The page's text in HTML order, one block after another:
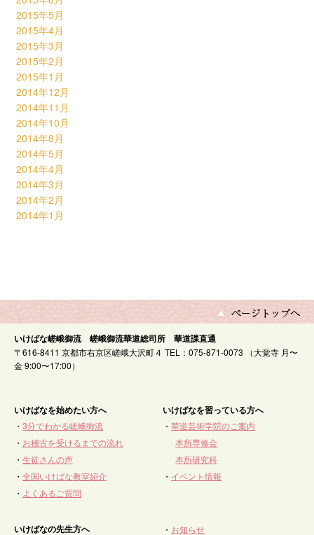
2015年5月
2015年4月
2015年3月
2015年2月
2015年1月
2014年12月
2014年11月
2014年10月
2014年8月
2014年5月
2014年4月
2014年3月
2014年2月
2014年1月
いけばな嵯峨御流 嵯峨御流華道総司所 華道課直通
〒616-8411 京都市右京区嵯峨大沢町４ TEL：075-871-0073 （大覚寺 月〜
金 9:00〜17:00）
いけばなを始めたい方へ
・ 3分でわかる嵯峨御流
・ お稽古を受けるまでの流れ
・ 生徒さんの声
・ 全国いけばな教室紹介
・ よくあるご質問
いけばなを習っている方へ
・華道芸術学院のご案内
本所専修会
本所研究科
・ イベント情報
いけばなの先生方へ ・ お知らせ